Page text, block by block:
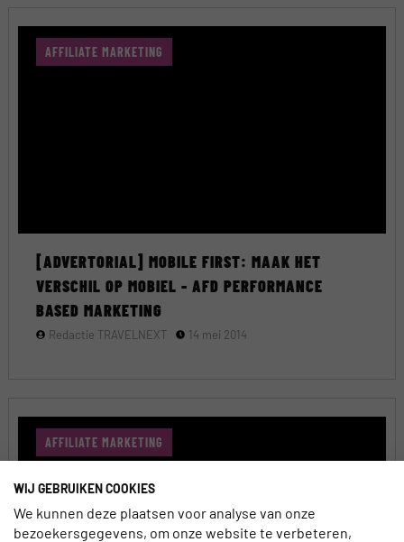
AFFILIATE MARKETING
[ADVERTORIAL] MOBILE FIRST: MAAK HET
VERSCHIL OP MOBIEL - AFD PERFORMANCE
BASED MARKETING
Redactie TRAVELNEXT 14 mei 2014
AFFILIATE MARKETING
WIJ GEBRUIKEN COOKIES
We kunnen deze plaatsen voor analyse van onze
bezoekersgegevens, om onze website te verbeteren,